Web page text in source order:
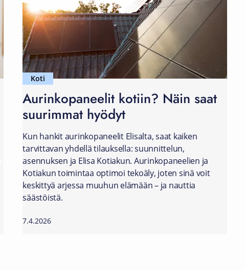
Koti
Aurinkopaneelit kotiin? Näin saat
suurimmat hyödyt
Kun hankit aurinkopaneelit Elisalta, saat kaiken
tarvittavan yhdellä tilauksella: suunnittelun,
asennuksen ja Elisa Kotiakun. Aurinkopaneelien ja
Kotiakun toimintaa optimoi tekoäly, joten sinä voit
keskittyä arjessa muuhun elämään – ja nauttia
säästöistä.
7.4.2026